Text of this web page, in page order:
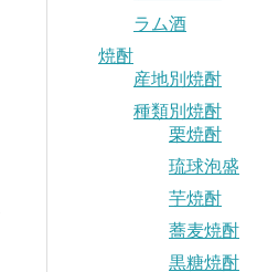
ラム酒
焼酎
産地別焼酎
種類別焼酎
栗焼酎
琉球泡盛
芋焼酎
蕎麦焼酎
黒糖焼酎